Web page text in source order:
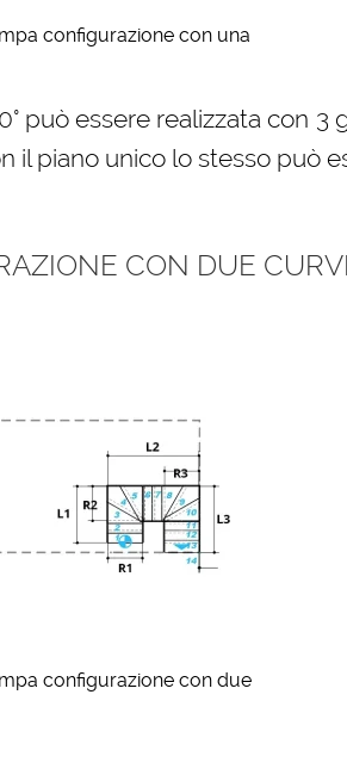
configurazione con una
può essere realizzata con
il piano unico lo stesso può
CON DUE
configurazione con due